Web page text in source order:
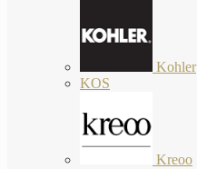
Kohler
KOS
Kreoo